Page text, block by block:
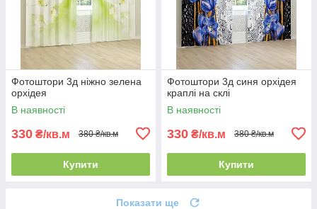
Фотоштори 3д ніжно зелена
орхідея
В наявності
330 ₴/кв.м 380 ₴/кв.м
Купити
Фотоштори 3д синя орхідея
краплі на склі
В наявності
330 ₴/кв.м 380 ₴/кв.м
Купити
Показати ще